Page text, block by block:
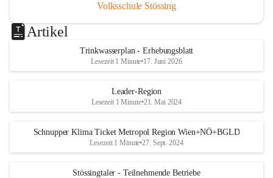
Volksschule Stössing
Artikel
Trinkwasserplan - Erhebungsblatt
Lesezeit 1 Minute•17. Juni 2026
Leader-Region
Lesezeit 1 Minute•21. Mai 2024
Schnupper Klima Ticket Metropol Region Wien+NÖ+BGLD
Lesezeit 1 Minute•27. Sept. 2024
Stössingtaler - Teilnehmende Betriebe